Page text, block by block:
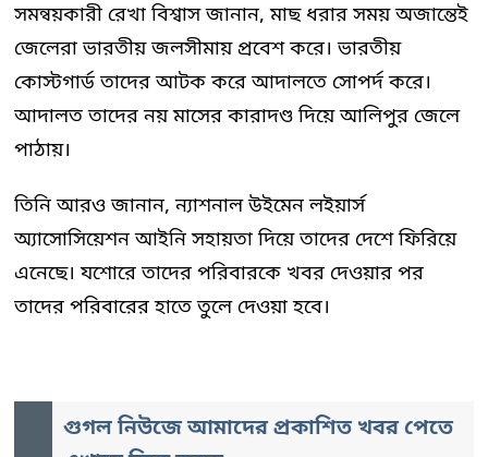
সমন্বয়কারী রেখা বিশ্বাস জানান, মাছ ধরার সময় অজান্তেই
জেলেরা ভারতীয় জলসীমায় প্রবেশ করে। ভারতীয়
কোস্টগার্ড তাদের আটক করে আদালতে সোপর্দ করে।
আদালত তাদের নয় মাসের কারাদণ্ড দিয়ে আলিপুর জেলে
পাঠায়।
তিনি আরও জানান, ন্যাশনাল উইমেন লইয়ার্স
অ্যাসোসিয়েশন আইনি সহায়তা দিয়ে তাদের দেশে ফিরিয়ে
এনেছে। যশোরে তাদের পরিবারকে খবর দেওয়ার পর
তাদের পরিবারের হাতে তুলে দেওয়া হবে।
গুগল নিউজে আমাদের প্রকাশিত খবর পেতে